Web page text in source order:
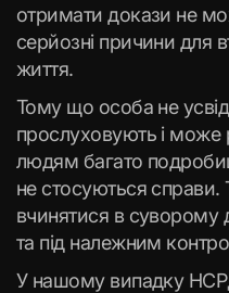
отримати докази не
серйозні причини для
життя.
Тому що особа не
прослуховують і може
людям багато
не стосуються справи.
вчинятися в суворому
та під належним
У нашому випадку